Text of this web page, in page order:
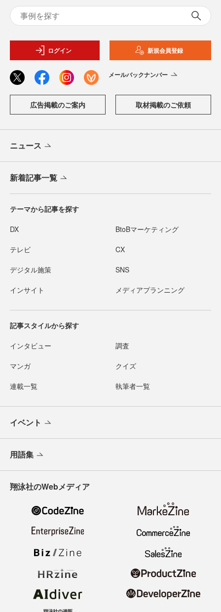
ログイン 新規会員登録
メールバックナンバー
広告掲載のご案内 取材掲載のご依頼
ニュース
新着記事一覧
テーマから記事を探す
DX BtoBマーケティング
テレビ CX
デジタル施策 SNS
インサイト メディアプランニング
記事スタイルから探す
インタビュー 調査
マンガ クイズ
連載一覧 執筆者一覧
イベント
用語集
翔泳社のWebメディア